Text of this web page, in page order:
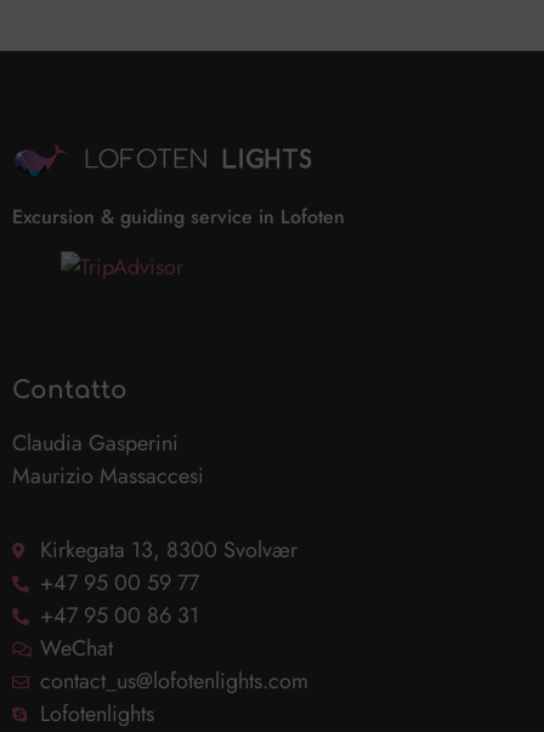
Excursion & guiding service in Lofoten
Contatto
Claudia Gasperini
Maurizio Massaccesi
Kirkegata 13, 8300 Svolvær
+47 95 00 59 77
+47 95 00 86 31
WeChat
contact_us@lofotenlights.com
Lofotenlights